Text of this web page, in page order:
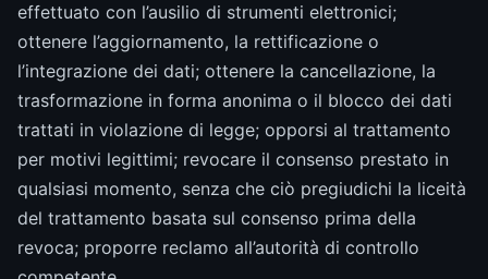
effettuato con l’ausilio di strumenti elettronici;
ottenere l’aggiornamento, la rettificazione o
l’integrazione dei dati; ottenere la cancellazione, la
trasformazione in forma anonima o il blocco dei dati
trattati in violazione di legge; opporsi al trattamento
per motivi legittimi; revocare il consenso prestato in
qualsiasi momento, senza che ciò pregiudichi la liceità
del trattamento basata sul consenso prima della
revoca; proporre reclamo all’autorità di controllo